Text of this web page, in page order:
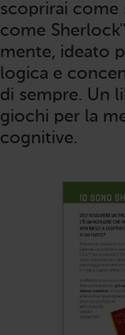
scoprirai come
come
mente, ideato
logica e
di sempre. Un
giochi per la
cognitive.